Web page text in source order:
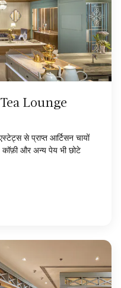
Lounge
से प्राप्त आर्टिसन चायों
कॉफ़ी और अन्य पेय भी छोटे